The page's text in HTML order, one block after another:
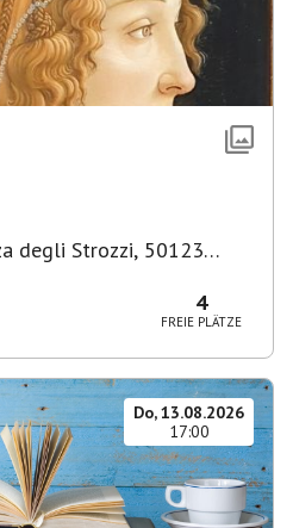
degli Strozzi, 50123
4
FREIE PLÄTZE
Do, 13.08.2026
17:00